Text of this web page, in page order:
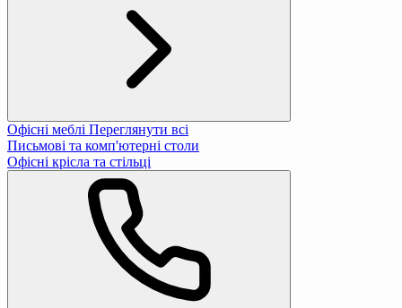
Офісні меблі Переглянути всі
Письмові та комп'ютерні столи
Офісні крісла та стільці